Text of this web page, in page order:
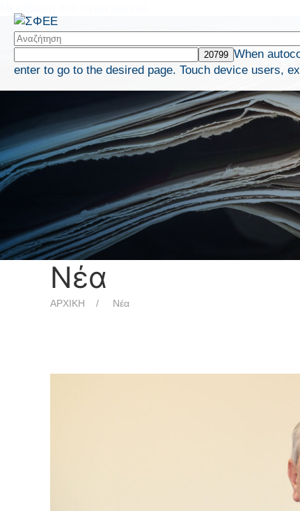
When
enter to go to the desired page. Touch device users,
Νέα
ΑΡΧΙΚΗ Νέα